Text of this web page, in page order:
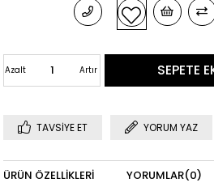
Artır
Azalt
TAVSIYE ET YORUM YAZ
ÜRÜN ÖZELLIKLERI YORUMLAR(0)